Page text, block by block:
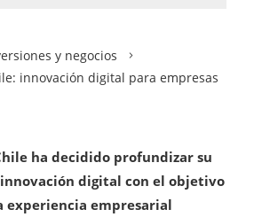
y negocios
innovación digital para empresas
ha decidido profundizar su
digital con el objetivo
experiencia empresarial